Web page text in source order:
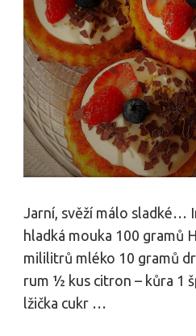
Jarní, svěží málo sladké…
hladká mouka 100 gramů
mililitrů mléko 10 gramů
rum 1⁄2 kus citron – kůra 1
lžička cukr …